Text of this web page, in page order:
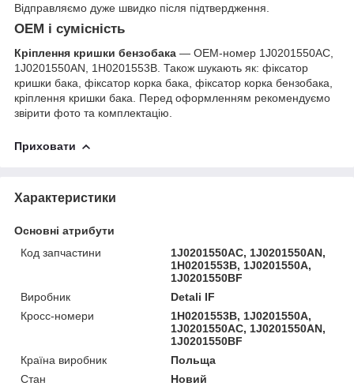
Відправляємо дуже швидко після підтвердження.
OEM і сумісність
Кріплення кришки бензобака — OEM-номер 1J0201550AC,
1J0201550AN, 1H0201553B. Також шукають як: фіксатор
кришки бака, фіксатор корка бака, фіксатор корка бензобака,
кріплення кришки бака. Перед оформленням рекомендуємо
звірити фото та комплектацію.
Приховати
Характеристики
Основні атрибути
Код запчастини
1J0201550AC, 1J0201550AN,
1H0201553B, 1J0201550A,
1J0201550BF
Виробник
Detali IF
Кросс-номери
1H0201553B, 1J0201550A,
1J0201550AC, 1J0201550AN,
1J0201550BF
Країна виробник
Польща
Стан
Новий